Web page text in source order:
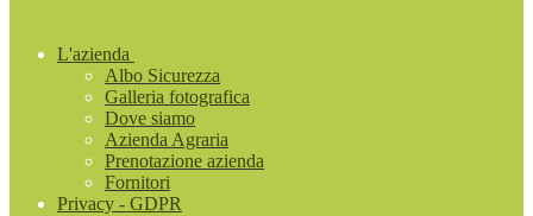
L'azienda
Albo Sicurezza
Galleria fotografica
Dove siamo
Azienda Agraria
Prenotazione azienda
Fornitori
Privacy - GDPR